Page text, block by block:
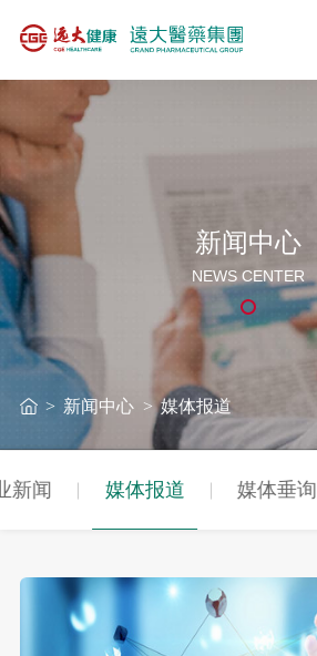
新闻中心
NEWS CENTER
> 新闻中心 > 媒体报道
新闻 媒体报道 媒体垂询